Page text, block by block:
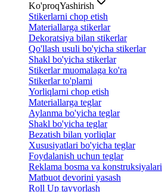
Ko'proqYashirish
Stikerlarni chop etish
Materiallarga stikerlar
Dekoratsiya bilan stikerlar
Qo'llash usuli bo'yicha stikerlar
Shakl bo'yicha stikerlar
Stikerlar muomalaga ko'ra
Stikerlar to'plami
Yorliqlarni chop etish
Materiallarga teglar
Aylanma bo'yicha teglar
Shakl bo'yicha teglar
Bezatish bilan yorliqlar
Xususiyatlari bo'yicha teglar
Foydalanish uchun teglar
Reklama bosma va konstruksiyalari
Matbuot devorini yasash
Roll Up tayyorlash